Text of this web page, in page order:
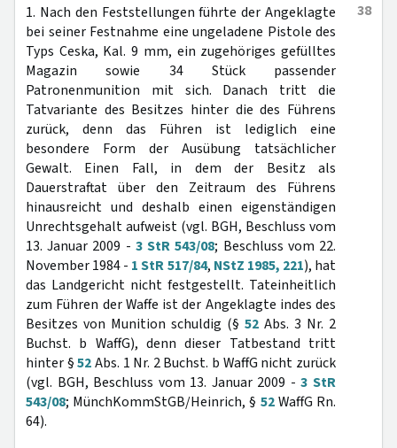
38
1. Nach den Feststellungen führte der Angeklagte
bei seiner Festnahme eine ungeladene Pistole des
Typs Ceska, Kal. 9 mm, ein zugehöriges gefülltes
Magazin sowie 34 Stück passender
Patronenmunition mit sich. Danach tritt die
Tatvariante des Besitzes hinter die des Führens
zurück, denn das Führen ist lediglich eine
besondere Form der Ausübung tatsächlicher
Gewalt. Einen Fall, in dem der Besitz als
Dauerstraftat über den Zeitraum des Führens
hinausreicht und deshalb einen eigenständigen
Unrechtsgehalt aufweist (vgl. BGH, Beschluss vom
13. Januar 2009 - 3 StR 543/08; Beschluss vom 22.
November 1984 - 1 StR 517/84, NStZ 1985, 221), hat
das Landgericht nicht festgestellt. Tateinheitlich
zum Führen der Waffe ist der Angeklagte indes des
Besitzes von Munition schuldig (§ 52 Abs. 3 Nr. 2
Buchst. b WaffG), denn dieser Tatbestand tritt
hinter §52Abs. 1 Nr. 2 Buchst. b WaffG nicht zurück
(vgl. BGH, Beschluss vom 13. Januar 2009 -3 StR
543/08; MünchKommStGB/Heinrich, § 52WaffG Rn.
64).